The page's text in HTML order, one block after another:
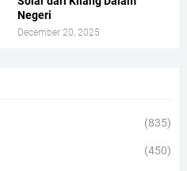
Negeri
December 20, 2025
(835)
(450)